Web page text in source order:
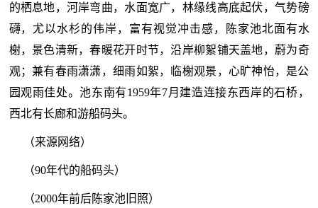
的栖息地，河岸弯曲，水面宽广，林缘线高底起伏，气势磅
礴，尤以水杉的伟岸，富有视觉冲击感，陈家池北面有水
榭，景色清新，春暖花开时节，沿岸柳絮铺天盖地，蔚为奇
观；兼有春雨潇潇，细雨如絮，临榭观景，心旷神怡，是公
园观雨佳处。池东南有1959年7月建造连接东西岸的石桥，
西北有长廊和游船码头。
（来源网络）
（90年代的船码头）
（2000年前后陈家池旧照）